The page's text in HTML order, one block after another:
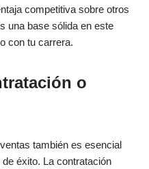
competitiva sobre otros
una base sólida en este
con tu carrera.
o
también es esencial
éxito. La contratación